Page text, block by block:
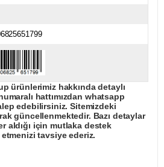
ürünlerimiz hakkında detaylı
hattımızdan whatsapp
edebilirsiniz. Sitemizdeki
güncellenmektedir. Bazı detaylar
aldığı için mutlaka destek
tavsiye ederiz.